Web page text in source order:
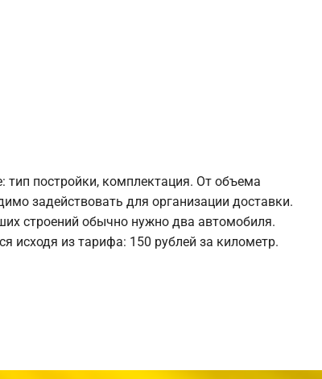
постройки, комплектация. От объема
задействовать для организации доставки.
строений обычно нужно два автомобиля.
исходя из тарифа: 150 рублей за километр.